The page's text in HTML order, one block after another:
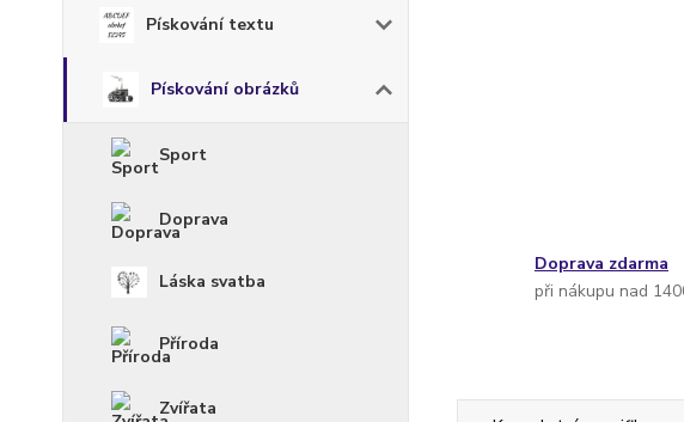
Pískování textu
Pískování obrázků
Sport
Doprava
Láska svatba
Příroda
Zvířata
Doprava zdarma
při nákupu nad